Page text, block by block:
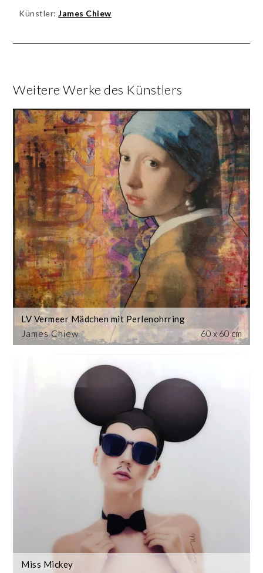
Künstler:James Chiew
Weitere Werke des Künstlers
James Chiew
LV Vermeer Mädchen mit Perlenohrring
60 x 60 cm
Miss Mickey